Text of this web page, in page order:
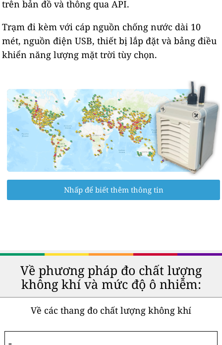
trên bản đồ và thông qua API.
Trạm đi kèm với cáp nguồn chống nước dài 10
mét, nguồn điện USB, thiết bị lắp đặt và bảng điều
khiển năng lượng mặt trời tùy chọn.
Nhấp để biết thêm thông tin
Về phương pháp đo chất lượng
không khí và mức độ ô nhiễm:
Về các thang đo chất lượng không khí